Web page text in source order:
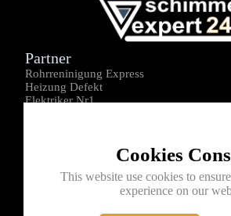
Cookies
This website use cookies to
experience on our
Partner
Rohrreninigung Express
Heizung Defekt
Elektriker Nr1
Kontakt